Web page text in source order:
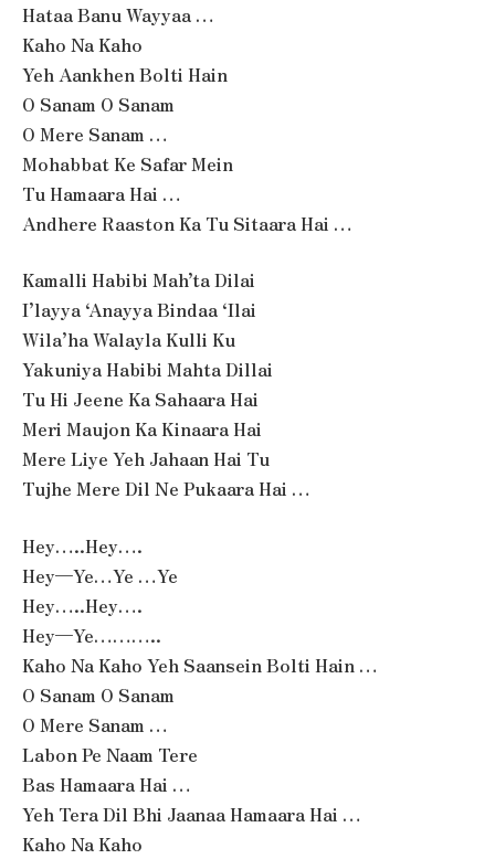
Hataa Banu Wayyaa …
Kaho Na Kaho
Yeh Aankhen Bolti Hain
O Sanam O Sanam
O Mere Sanam …
Mohabbat Ke Safar Mein
Tu Hamaara Hai …
Andhere Raaston Ka Tu Sitaara Hai …
Kamalli Habibi Mah’ta Dilai
I’layya ‘Anayya Bindaa ‘Ilai
Wila’ha Walayla Kulli Ku
Yakuniya Habibi Mahta Dillai
Tu Hi Jeene Ka Sahaara Hai
Meri Maujon Ka Kinaara Hai
Mere Liye Yeh Jahaan Hai Tu
Tujhe Mere Dil Ne Pukaara Hai …
Hey…..Hey….
Hey—Ye…Ye …Ye
Hey…..Hey….
Hey—Ye………..
Kaho Na Kaho Yeh Saansein Bolti Hain …
O Sanam O Sanam
O Mere Sanam …
Labon Pe Naam Tere
Bas Hamaara Hai …
Yeh Tera Dil Bhi Jaanaa Hamaara Hai …
Kaho Na Kaho